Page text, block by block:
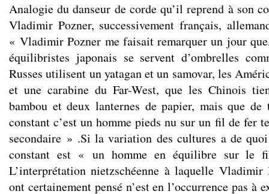
Analogie du danseur de corde qu’il reprend à son
Vladimir Pozner, successivement français,
« Vladimir Pozner me faisait remarquer un jour
équilibristes japonais se servent d’ombrelles
Russes utilisent un yatagan et un samovar, les
et une carabine du Far-West, que les Chinois
bambou et deux lanternes de papier, mais que de
constant c’est un homme pieds nu sur un fil de fer
secondaire » .Si la variation des cultures a de
constant est « un homme en équilibre sur
L’interprétation nietzschéenne à laquelle Vladimir
ont certainement pensé n’est en l’occurrence pas à